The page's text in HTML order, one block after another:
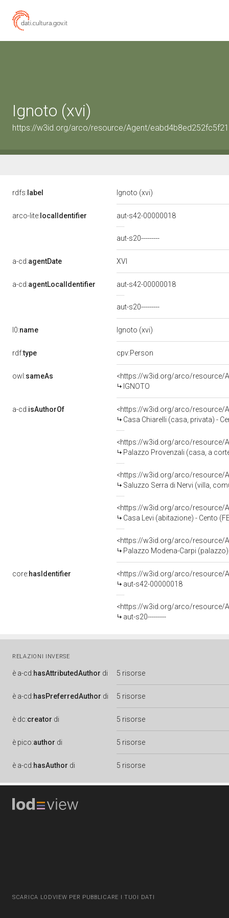
Ignoto (xvi)
https://w3id.org/arco/resource/Agent/
rdfs: label Ignoto (xvi)
arco-lite: localIdentifier aut-s42-00000018
aut-s20---------
a-cd:agentDate XVI
a-cd:agentLocalIdentifier aut-s42-00000018
aut-s20---------
l0:name Ignoto (xvi)
rdf:type cpv:Person
owl:sameAs
<https://w3id.org/arco/resource/
IGNOTO
a-cd:isAuthorOf
<https://w3id.org/arco/resource/
Casa Chiarelli (casa, privata) -
<https://w3id.org/arco/resource/
Palazzo Provenzali (casa, a
<https://w3id.org/arco/resource/
Saluzzo Serra di Nervi (villa,
<https://w3id.org/arco/resource/
Casa Levi (abitazione) - Cento
<https://w3id.org/arco/resource/
Palazzo Modena-Carpi (palazzo)
core:hasIdentifier
<https://w3id.org/arco/resource/
aut-s42-00000018
<https://w3id.org/arco/resource/
aut-s20---------
RELAZIONI INVERSE
è a-cd:hasAttributedAuthor di 5 risorse
è a-cd:hasPreferredAuthor di 5 risorse
è dc:creator di 5 risorse
è pico:author di 5 risorse
è a-cd:hasAuthor di 5 risorse
SCARICA LODVIEW PER PUBBLICARE I TUOI DATI